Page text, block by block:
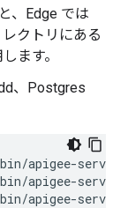
、Edge では
クトリにある
ます。
、Postgres
apigee-
apigee-